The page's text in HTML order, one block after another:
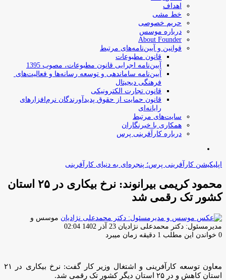
اهداف
خط مشی
حریم خصوصی
درباره موسس
About Founder
قوانین و آیین‌نامه‌های مرتبط
‌قانون مطبوعات
آیین‌نامه اجرایی قانون مطبوعات، مصوب 1395
آیین‌نامه سامان­دهی و توسعه رسانه­‌ها و فعالیت‌­های
فرهنگی دیجیتال
قانون تجارت الکترونیکی
قانون حمایت از حقوق پدیدآورندگان نرم‌افزارهای
رایانه‌ای
سایت‌های مرتبط
همکاری با خبرنگاران
درباره کارآفرینی پرس
اپلیکیشن کارآفرینی پرس؛ پنجره‌ای به دنیای کارآفرینی
محمود کریمی بیرانوند: نرخ بیکاری در ۲۵ استان
کشور تک رقمی شد
موسس و
مدیرمسئول: دکتر محمدعلی نژادیان ارسال
ایمیل
23 آذر 1402 02:04
0 خواندن این مطلب 1 دقیقه زمان میبرد
معاون توسعه کارآفرینی و اشتغال وزیر کار گفت: نرخ بیکاری در ۲۱
استان کاهش و در ۲۵ استان دیگر کشور تک رقمی شد.